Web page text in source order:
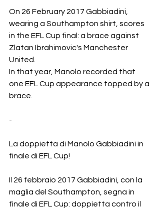
On 26 February 2017 Gabbiadini,
wearing a Southampton shirt, scores
in the EFL Cup final: a brace against
Zlatan Ibrahimovic's Manchester
United.
In that year, Manolo recorded that
one EFL Cup appearance topped by a
brace.
-
La doppietta di Manolo Gabbiadini in
finale di EFL Cup!
Il 26 febbraio 2017 Gabbiadini, con la
maglia del Southampton, segna in
finale di EFL Cup: doppietta contro il